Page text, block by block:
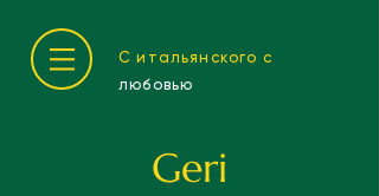
С итальянского с
любовью
Geri